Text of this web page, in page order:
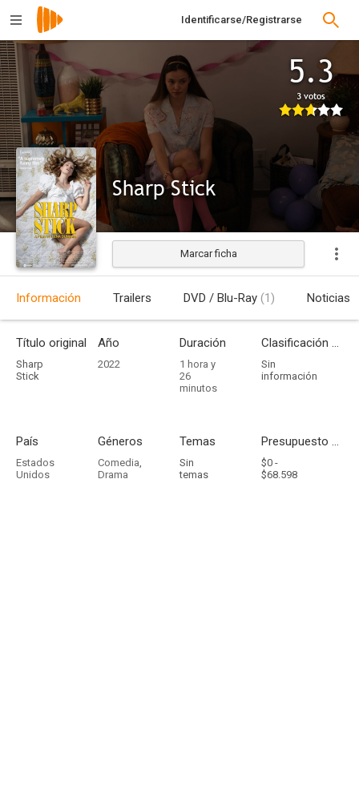
Identificarse/Registrarse
5.3
3 votos
Sharp Stick
Estrenada
Marcar ficha
Información Trailers DVD / Blu-Ray (1) Noticias
Título original
Sharp
Stick
Año
2022
Duración
1 hora y
26
minutos
Clasificación por edades
Sin
información
País
Estados
Unidos
Géneros
Comedia,
Drama
Temas
Sin
temas
Presupuesto - Ingresos
$0 -
$68.598